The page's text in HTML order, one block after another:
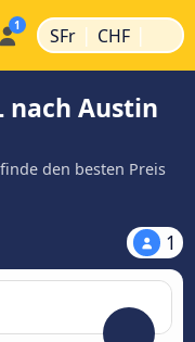
SFr | CHF |
nach Austin
den besten Preis
1